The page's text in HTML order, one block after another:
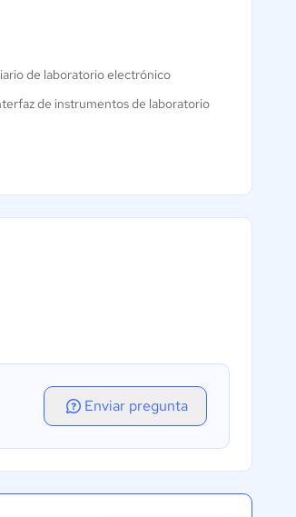
de laboratorio electrónico
de instrumentos de laboratorio
Enviar pregunta